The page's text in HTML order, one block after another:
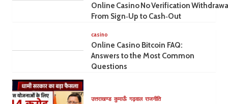
Online Casino No Verification
From Sign‑Up to Cash‑Out
casino
Online Casino Bitcoin FAQ:
Answers to the Most Common
Questions
उत्तराखण्ड कुमाऊँ गढ़वाल राजनीति